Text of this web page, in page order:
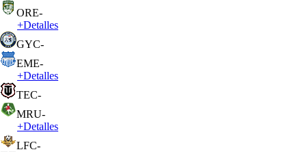
ORE-
+Detalles
GYC-
EME-
+Detalles
TEC-
MRU-
+Detalles
LFC-